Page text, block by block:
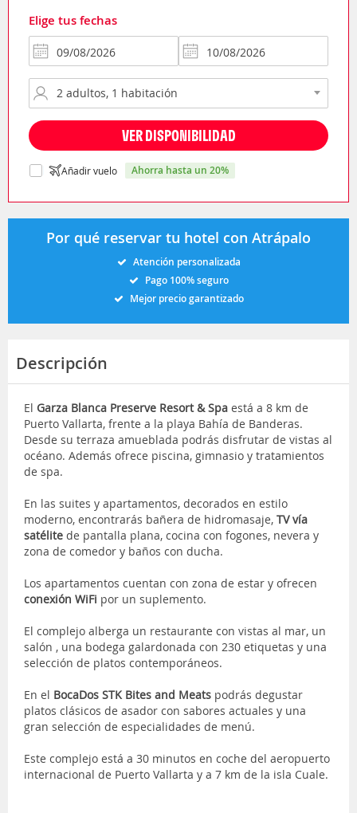
Elige tus fechas
VER DISPONIBILIDAD
Añadir vuelo ahorra hasta un 20%
Por qué reservar tu hotel con Atrápalo
Atención personalizada
Pago 100% seguro
Mejor precio garantizado
Descripción
El Garza Blanca Preserve Resort & Spa está a 8 km de
Puerto Vallarta, frente a la playa Bahía de Banderas.
Desde su terraza amueblada podrás disfrutar de vistas al
océano. Además ofrece piscina, gimnasio y tratamientos
de spa.
En las suites y apartamentos, decorados en estilo
moderno, encontrarás bañera de hidromasaje, TV vía
satélite de pantalla plana, cocina con fogones, nevera y
zona de comedor y baños con ducha.
Los apartamentos cuentan con zona de estar y ofrecen
conexión WiFi por un suplemento.
El complejo alberga un restaurante con vistas al mar, un
salón , una bodega galardonada con 230 etiquetas y una
selección de platos contemporáneos.
En el BocaDos STK Bites and Meats podrás degustar
platos clásicos de asador con sabores actuales y una
gran selección de especialidades de menú.
Este complejo está a 30 minutos en coche del aeropuerto
internacional de Puerto Vallarta y a 7 km de la isla Cuale.